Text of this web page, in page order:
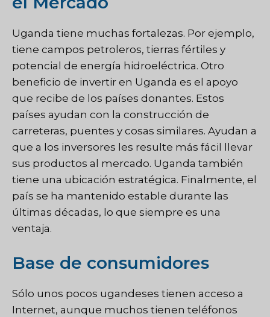
Uganda tiene muchas fortalezas. Por ejemplo,
tiene campos petroleros, tierras fértiles y
potencial de energía hidroeléctrica. Otro
beneficio de invertir en Uganda es el apoyo
que recibe de los países donantes. Estos
países ayudan con la construcción de
carreteras, puentes y cosas similares. Ayudan a
que a los inversores les resulte más fácil llevar
sus productos al mercado. Uganda también
tiene una ubicación estratégica. Finalmente, el
país se ha mantenido estable durante las
últimas décadas, lo que siempre es una
ventaja.
Base de consumidores
Sólo unos pocos ugandeses tienen acceso a
Internet, aunque muchos tienen teléfonos